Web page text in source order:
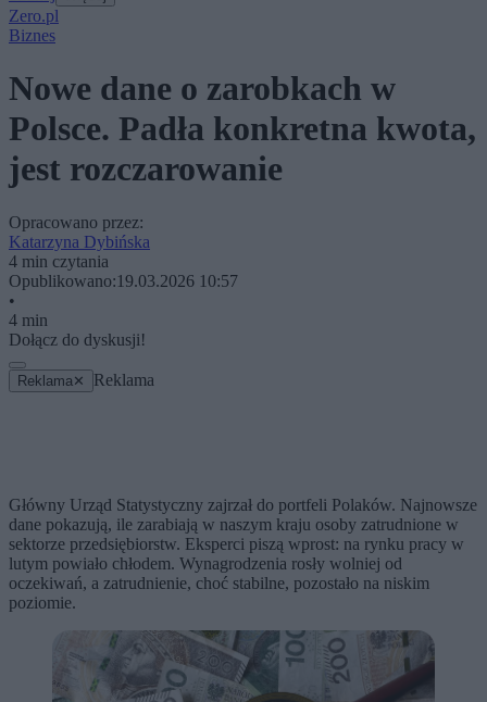
Zero.pl
Biznes
Nowe dane o zarobkach w
Polsce. Padła konkretna kwota,
jest rozczarowanie
Opracowano przez:
Katarzyna Dybińska
4 min czytania
Opublikowano:19.03.2026 10:57
•
4 min
Dołącz do dyskusji!
Reklama ✕ Reklama
Główny Urząd Statystyczny zajrzał do portfeli Polaków. Najnowsze
dane pokazują, ile zarabiają w naszym kraju osoby zatrudnione w
sektorze przedsiębiorstw. Eksperci piszą wprost: na rynku pracy w
lutym powiało chłodem. Wynagrodzenia rosły wolniej od
oczekiwań, a zatrudnienie, choć stabilne, pozostało na niskim
poziomie.